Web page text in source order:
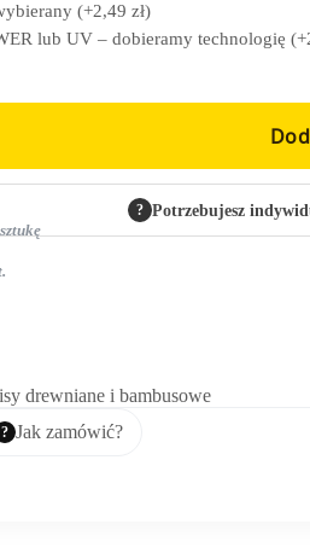
(+2,49 zł)
lub UV – dobieramy technologię (+
? Potrzebujesz
drewniane i bambusowe
Jak zamówić?